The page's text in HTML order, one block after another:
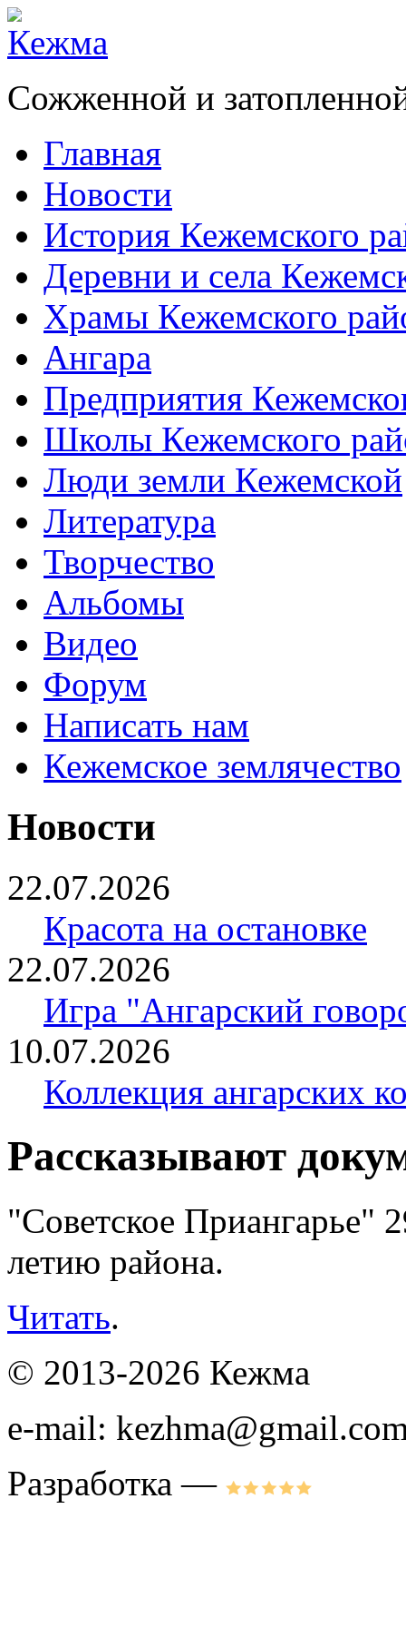
Сожженной и
Главная
Новости
История Кежемского
Деревни и села
Храмы Кежемского
Ангара
Предприятия
Школы Кежемского
Люди земли Кежемской
Литература
Творчество
Альбомы
Видео
Форум
Написать нам
Кежемское землячество
Новости
22.07.2026
Красота на остановке
22.07.2026
Игра "Ангарский
10.07.2026
Коллекция ангарских
Рассказывают
"Советское Приангарье"
летию района.
Читать.
© 2013-2026 Кежма
e-mail:
Разработка —